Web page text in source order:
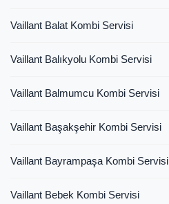
Vaillant Balat Kombi Servisi
Vaillant Balıkyolu Kombi Servisi
Vaillant Balmumcu Kombi Servisi
Vaillant Başakşehir Kombi Servisi
Vaillant Bayrampaşa Kombi Servisi
Vaillant Bebek Kombi Servisi